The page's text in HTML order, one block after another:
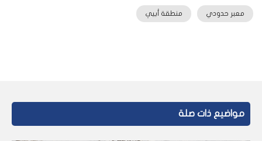
معبر حدودي منطقة أبيي
مواضيع ذات صلة